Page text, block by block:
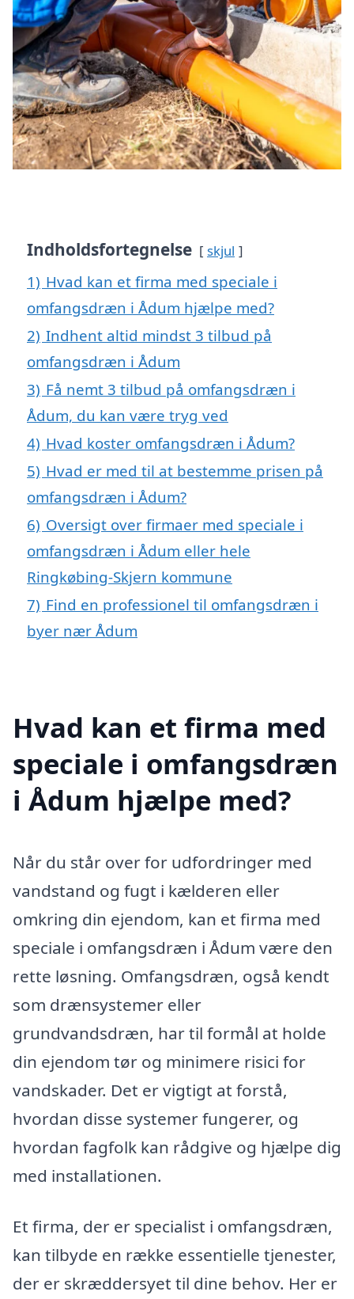
Indholdsfortegnelse skjul
1) Hvad kan et firma med speciale i
omfangsdræn i Ådum hjælpe med?
2) Indhent altid mindst 3 tilbud på
omfangsdræn i Ådum
3) Få nemt 3 tilbud på omfangsdræn i
Ådum, du kan være tryg ved
4) Hvad koster omfangsdræn i Ådum?
5) Hvad er med til at bestemme prisen på
omfangsdræn i Ådum?
6) Oversigt over firmaer med speciale i
omfangsdræn i Ådum eller hele
Ringkøbing-Skjern kommune
7) Find en professionel til omfangsdræn i
byer nær Ådum
Hvad kan et firma med
speciale i omfangsdræn
i Ådum hjælpe med?
Når du står over for udfordringer med
vandstand og fugt i kælderen eller
omkring din ejendom, kan et firma med
speciale i omfangsdræn i Ådum være den
rette løsning. Omfangsdræn, også kendt
som drænsystemer eller
grundvandsdræn, har til formål at holde
din ejendom tør og minimere risici for
vandskader. Det er vigtigt at forstå,
hvordan disse systemer fungerer, og
hvordan fagfolk kan rådgive og hjælpe dig
med installationen.
Et firma, der er specialist i omfangsdræn,
kan tilbyde en række essentielle tjenester,
der er skræddersyet til dine behov. Her er